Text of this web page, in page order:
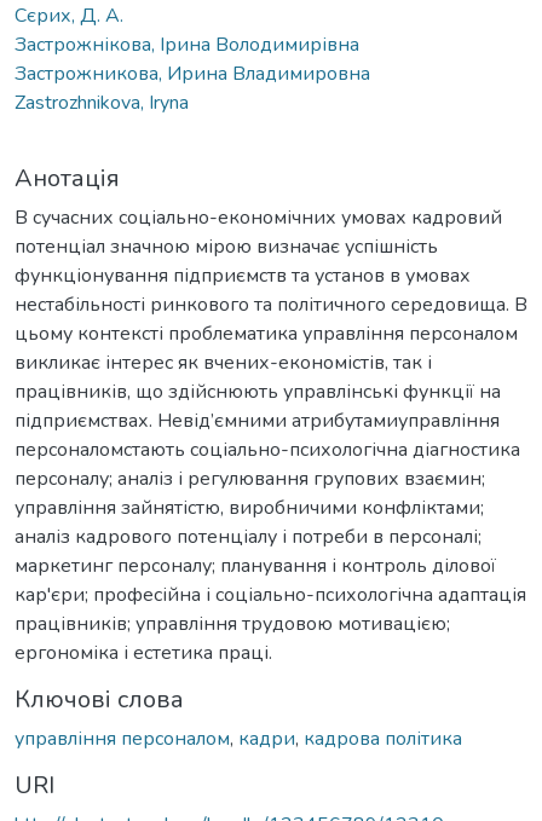
Сєрих, Д. А.
Застрожнікова, Ірина Володимирівна
Застрожникова, Ирина Владимировна
Zastrozhnikova, Iryna
Анотація
В сучасних соціально-економічних умовах кадровий
потенціал значною мірою визначає успішність
функціонування підприємств та установ в умовах
нестабільності ринкового та політичного середовища. В
цьому контексті проблематика управління персоналом
викликає інтерес як вчених-економістів, так і
працівників, що здійснюють управлінські функції на
підприємствах. Невід’ємними атрибутамиуправління
персоналомстають соціально-психологічна діагностика
персоналу; аналіз і регулювання групових взаємин;
управління зайнятістю, виробничими конфліктами;
аналіз кадрового потенціалу і потреби в персоналі;
маркетинг персоналу; планування і контроль ділової
кар'єри; професійна і соціально-психологічна адаптація
працівників; управління трудовою мотивацією;
ергономіка і естетика праці.
Ключові слова
управління персоналом, кадри, кадрова політика
URI